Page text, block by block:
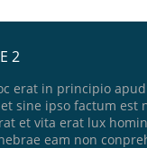
2
erat in principio
sine ipso factum est
et vita erat lux
eam non